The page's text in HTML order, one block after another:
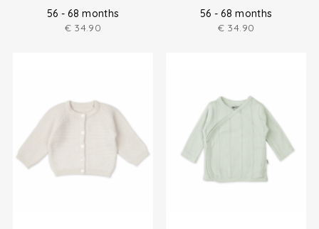
56 - 68 months
€ 34.90
56 - 68 months
€ 34.90